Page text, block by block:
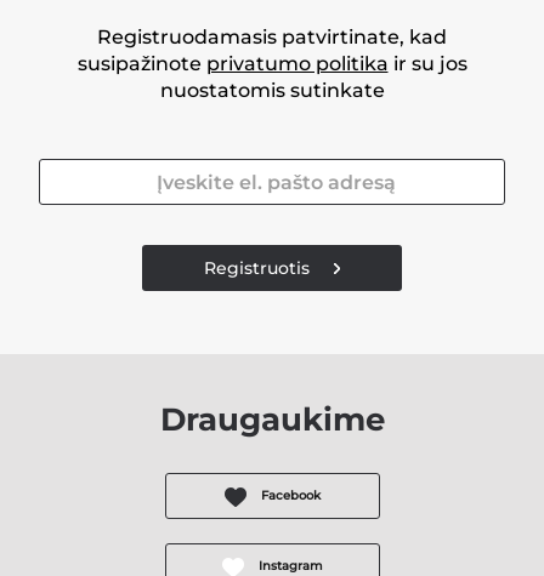
Registruodamasis patvirtinate, kad
susipažinote privatumo politika ir su jos
nuostatomis sutinkate
Registruotis
Draugaukime
Facebook
Instagram